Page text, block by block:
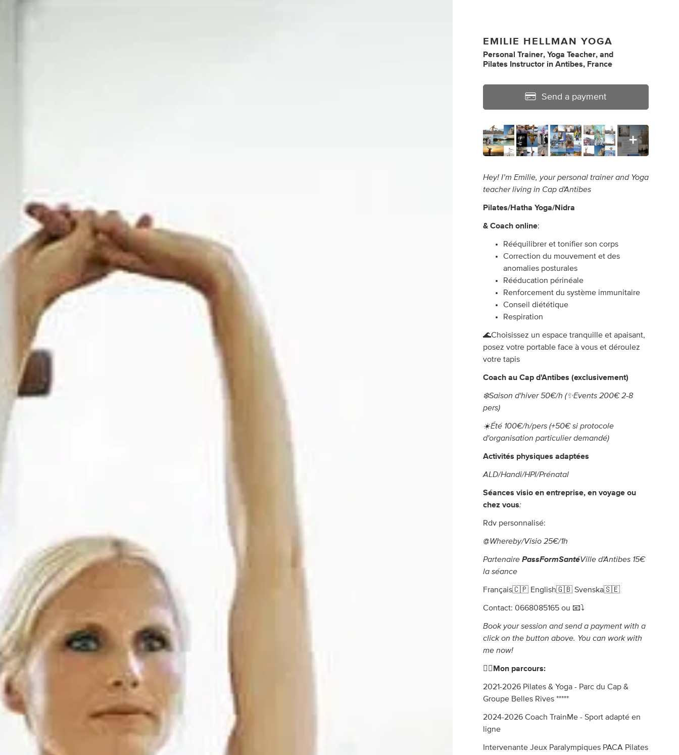
EMILIE HELLMAN YOGA
Personal Trainer, Yoga Teacher, and
Pilates Instructor inAntibes, France
Send a payment
Hey! I’m Emilie, your personal trainer and Yoga
teacher living in Cap d'Antibes
Pilates/Hatha Yoga/Nidra
& Coach online:
Rééquilibrer et tonifier son corps
Correction du mouvement et des
anomalies posturales
Rééducation périnéale
Renforcement du système immunitaire
Conseil diététique
Respiration
🌊Choisissez un espace tranquille et apaisant,
posez votre portable face à vous et déroulez
votre tapis
Coach au Cap d'Antibes (exclusivement)
❄️Saison d'hiver 50€/h (✨️Events 200€ 2-8
pers)
☀️Été 100€/h/pers (+50€ si protocole
d'organisation particulier demandé)
Activités physiques adaptées
ALD/Handi/HPI/Prénatal
Séances visio en entreprise, en voyage ou
chez vous:
Rdv personnalisé:
@Whereby/Visio 25€/1h
PartenairePassFormSantéVille d'Antibes 15€
la séance
Français🇨🇵 English🇬🇧 Svenska🇸🇪
Contact: 0668085165 ou 📧⤵
Book your session and send a payment with a
click on the button above. You can work with
me now!
🧘‍♀️ Mon parcours:
2021-2026 Pilates & Yoga - Parc du Cap &
Groupe Belles Rives *****
2024-2026 Coach TrainMe - Sport adapté en
ligne
Intervenante Jeux Paralympiques PACA Pilates